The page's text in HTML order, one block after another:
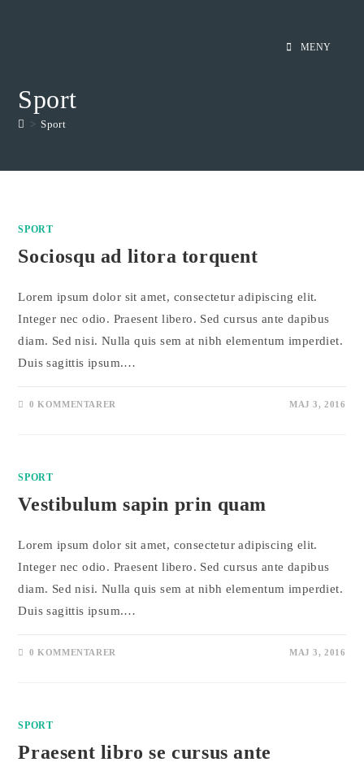
MENY
Sport
> Sport
SPORT
Sociosqu ad litora torquent
Lorem ipsum dolor sit amet, consectetur adipiscing elit.
Integer nec odio. Praesent libero. Sed cursus ante dapibus
diam. Sed nisi. Nulla quis sem at nibh elementum imperdiet.
Duis sagittis ipsum.…
0 KOMMENTARER MAJ 3, 2016
SPORT
Vestibulum sapin prin quam
Lorem ipsum dolor sit amet, consectetur adipiscing elit.
Integer nec odio. Praesent libero. Sed cursus ante dapibus
diam. Sed nisi. Nulla quis sem at nibh elementum imperdiet.
Duis sagittis ipsum.…
0 KOMMENTARER MAJ 3, 2016
SPORT
Praesent libro se cursus ante